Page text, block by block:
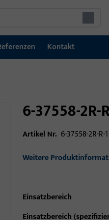
Kontakt
6-37558-
Artikel Nr. 6-37558-2R-R-1
Weitere
Einsatzbereich
Einsatzbereich